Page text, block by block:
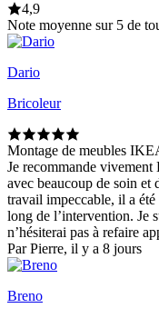
4,9
Note moyenne sur 5 de
Dario
Bricoleur
Montage de meubles
Je recommande
avec beaucoup de soin et
travail impeccable, il a
long de l’intervention. Je
n’hésiterai pas à refaire
Par Pierre, il y a 8 jours
Breno